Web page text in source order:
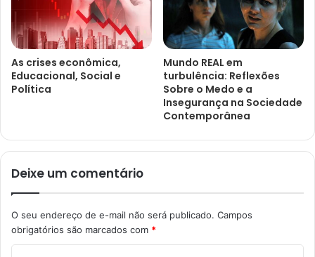
As crises econômica,
Educacional, Social e
Política
Mundo REAL em
turbulência: Reflexões
Sobre o Medo e a
Insegurança na Sociedade
Contemporânea
Deixe um comentário
O seu endereço de e-mail não será publicado. Campos
obrigatórios são marcados com *